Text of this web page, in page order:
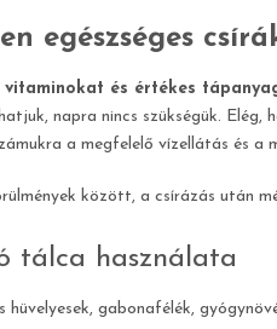
egészséges
vitaminokat és értékes
napra nincs szükségük.
a megfelelő vízellátás és
között, a csírázás után
tálca használata
hüvelyesek, gabonafélék,